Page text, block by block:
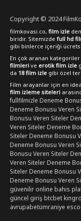
Copyright © 2024
filmkovasi.co, film izle
biridir. Sitemizde full hd
gibi binlerce içeriği
En çok aranan kategoriler
filmleri ve erotik film izle
da 18 film izle gibi özel
Film arayanlar için en
film izleme siteleri
fullfilmizle Deneme
Deneme Bonusu Veren
Bonusu Veren Siteler
Veren SitelerDeneme
SitelerDeneme Bonusu
Deneme Bonusu Veren
Bonusu Veren Siteler
Veren SitelerDeneme
SitelerDeneme Bonusu
Deneme Bonusu Veren
güvenilir online bahis
güncel girişbtcbet
avrupabetümraniye